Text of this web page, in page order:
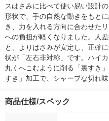
スはさみに比べて使い易い設計
形状で、手の自然な動きをもと
き、力を入れる方向に合わせた
への負担が軽くなりました。人
と、よりはさみが安定し、正確
状が「左右非対称」です。ハイ
丸くへこむように削る「裏すき
すき」加工で、シャープな切れ味
商品仕様/スペック